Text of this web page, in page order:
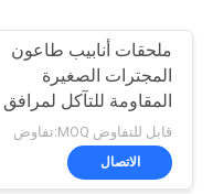
ملحقات أنابيب طاعون
المجترات الصغيرة
المقاومة للتآكل لمرافق
حمام السباحة
قابل للتفاوض MOQ:تفاوض
الاتصال